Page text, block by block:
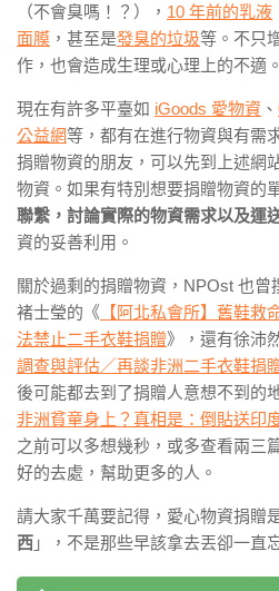
（不會臭嗎！？）， 10 年前的乳液
面膜 ，甚至是發臭的垃圾等。不只
作，也會造成生理或心理上的不適。
現在有許多平臺如 iGoods 愛物資 、
公益網等，都有在進行物資與有需
捐贈物資的朋友，可以先到上述網
物資。如果有特別想要捐贈物資的
聯繫，討論實際的物資需求以及運
資的妥善利用。
關於過剩的捐贈物資，NPOst 也曾
褚士瑩的《 【阿北私會所】舊鞋救
法禁止二手衣鞋捐贈》，還有徐沛
調查與評估／再談非洲二手衣鞋捐
後可能都去到了捐贈人意想不到的
非洲貧童身上？真相是：倒貼送印
之前可以多想幾秒，或多查看兩三
好的去處，幫助更多的人。
請大家千萬要記得，愛心物資捐贈
西 」，不是那些早該拿去丟卻一直